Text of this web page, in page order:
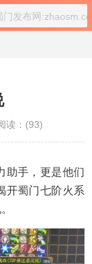
读：(93)
助手，更是他们
开蜀门七阶火系